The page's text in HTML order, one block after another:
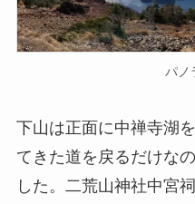
パノ
下山は正面に中禅寺湖
てきた道を戻るだけな
した。二荒山神社中宮